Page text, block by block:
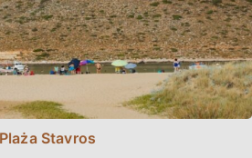
Plaża Stavros